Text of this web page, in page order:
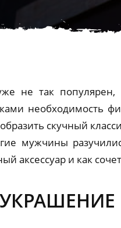
не так
необходимость
скучный
мужчины
аксессуар и как